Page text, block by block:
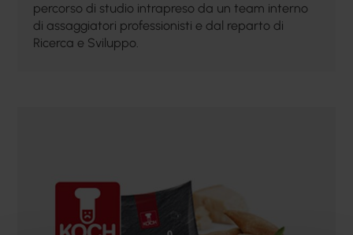
percorso di studio intrapreso da un team interno
di assaggiatori professionisti e dal reparto di
Ricerca e Sviluppo.